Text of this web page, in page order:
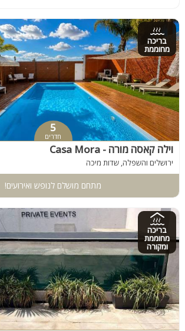
בריכה
מחוממת
5
חדרים
וילה קאסה מורה - Casa Mora
ירושלים והשפלה, שדות מיכה
מתחם מושלם לנופש ואירועים!
בריכה
מחוממת
ומקורה